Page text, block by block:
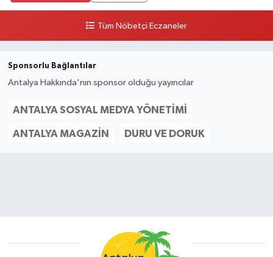
Tüm Nöbetçi Eczaneler
Sponsorlu Bağlantılar
Antalya Hakkında'nın sponsor olduğu yayıncılar
ANTALYA SOSYAL MEDYA YÖNETIMI
ANTALYA MAGAZIN DURU VE DORUK